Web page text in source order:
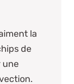
la
de
une